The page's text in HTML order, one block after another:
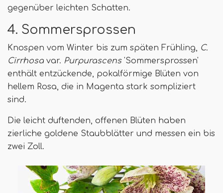
gegenüber leichten Schatten.
4. Sommersprossen
Knospen vom Winter bis zum späten Frühling, C.
Cirrhosa var. Purpurascens 'Sommersprossen'
enthält entzückende, pokalförmige Blüten von
hellem Rosa, die in Magenta stark sompliziert
sind.
Die leicht duftenden, offenen Blüten haben
zierliche goldene Staubblätter und messen ein bis
zwei Zoll.